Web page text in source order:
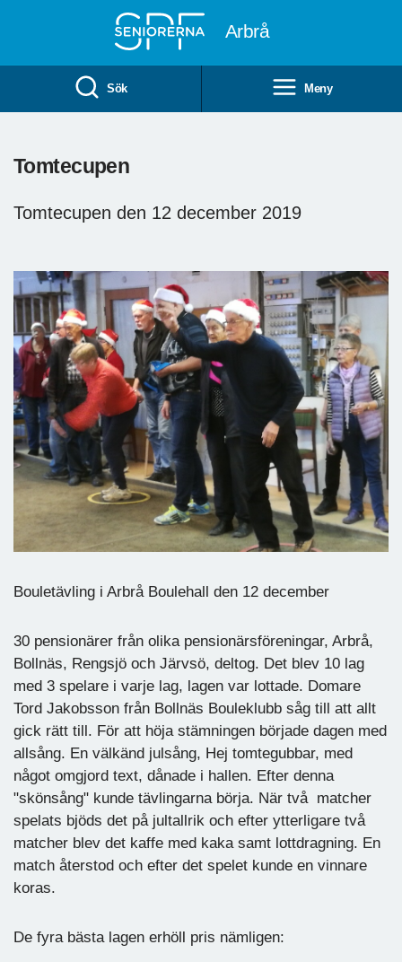
Arbrå
Sök Meny
Tomtecupen
Tomtecupen den 12 december 2019
Bouletävling i Arbrå Boulehall den 12 december
30 pensionärer från olika pensionärsföreningar, Arbrå,
Bollnäs, Rengsjö och Järvsö, deltog. Det blev 10 lag
med 3 spelare i varje lag, lagen var lottade. Domare
Tord Jakobsson från Bollnäs Bouleklubb såg till att allt
gick rätt till. För att höja stämningen började dagen med
allsång. En välkänd julsång, Hej tomtegubbar, med
något omgjord text, dånade i hallen. Efter denna
"skönsång" kunde tävlingarna börja. När två matcher
spelats bjöds det på jultallrik och efter ytterligare två
matcher blev det kaffe med kaka samt lottdragning. En
match återstod och efter det spelet kunde en vinnare
koras.
De fyra bästa lagen erhöll pris nämligen: